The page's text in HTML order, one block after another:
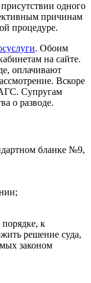
одного
причинам
процедуре.
. Обоим
на сайте.
оплачивают
Вскоре
Супругам
о разводе.
бланке №9,
к
решение суда,
законом